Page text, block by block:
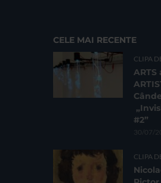
CELE MAI RECENTE
CLIPA
ARTS
#2”
30/07/
CLIPA